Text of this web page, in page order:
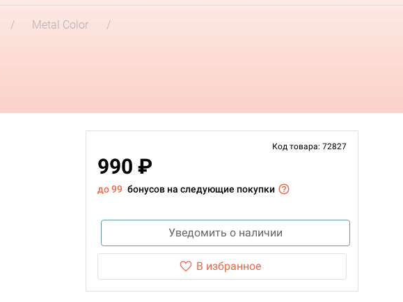
Metal Color
Код товара: 72827
990 ₽
до 99 бонусов на следующие покупки
Уведомить о наличии
В избранное